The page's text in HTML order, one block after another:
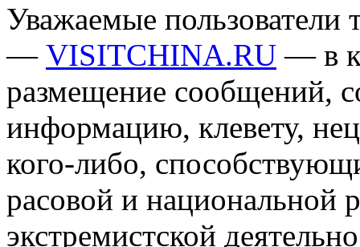
Уважаемые пользователи
— VISITCHINA.RU — в
размещение сообщений,
информацию, клевету,
кого-либо,
расовой и национальной
экстремистской